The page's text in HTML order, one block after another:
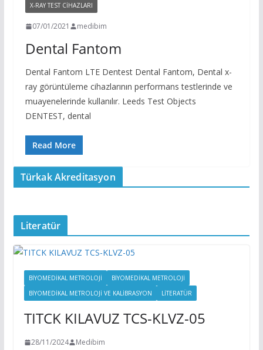
X-RAY TEST CIHAZLARI
07/01/2021 medibim
Dental Fantom
Dental Fantom LTE Dentest Dental Fantom, Dental x-
ray görüntüleme cihazlarının performans testlerinde ve
muayenelerinde kullanılır. Leeds Test Objects
DENTEST, dental
Read More
Türkak Akreditasyon
Literatür
BİYOMEDİKAL METROLOJİ
BIYOMEDIKAL METROLOJI
BIYOMEDIKAL METROLOJI VE KALIBRASYON
LITERATÜR
TITCK KILAVUZ TCS-KLVZ-05
28/11/2024 Medibim